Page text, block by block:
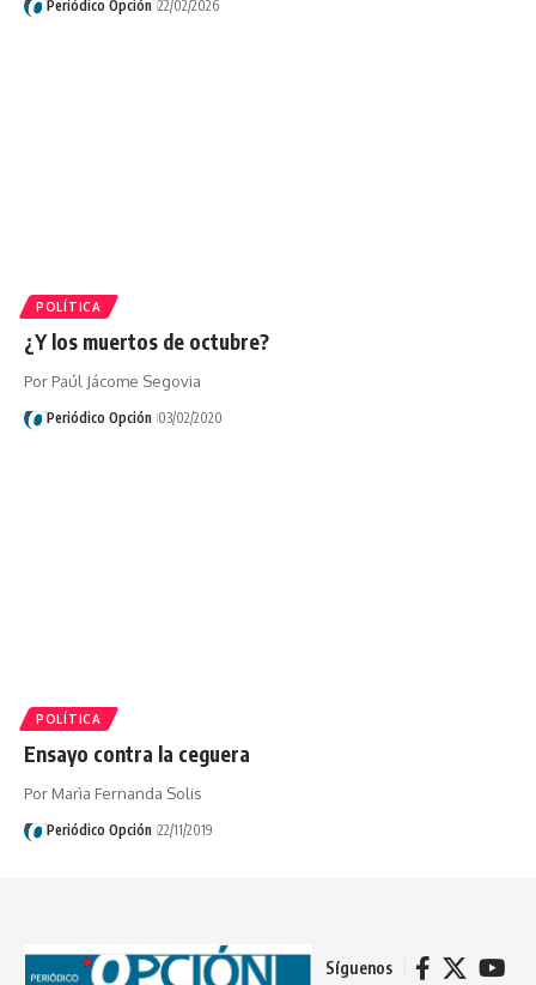
Periódico Opción 22/02/2026
POLÍTICA
¿Y los muertos de octubre?
Por Paúl Jácome Segovia
Periódico Opción 03/02/2020
POLÍTICA
Ensayo contra la ceguera
Por Marìa Fernanda Solis
Periódico Opción 22/11/2019
Síguenos